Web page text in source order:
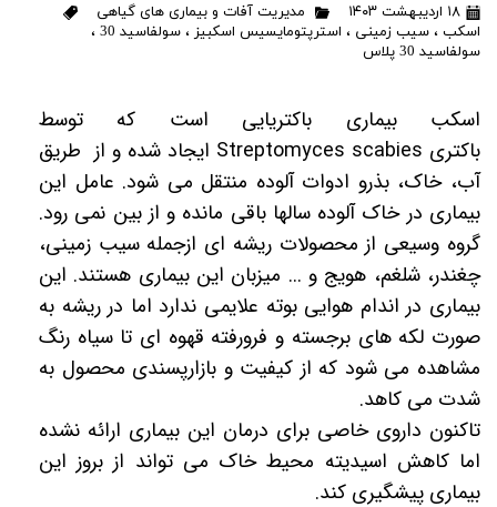
۱۸ اردیبهشت ۱۴۰۳
مدیریت آفات و بیماری های گیاهی
اسکب ، سیب زمینی ، استرپتومایسیس اسکبیز ، سولفاسید 30
،
سولفاسید 30 پلاس
اسکب بیماری باکتریایی است که توسط
باکتری Streptomyces scabies ایجاد شده و از طریق
آب، خاک، بذرو ادوات آلوده منتقل می شود. عامل این
بیماری در خاک آلوده سالها باقی مانده و از بین نمی رود.
گروه وسیعی از محصولات ریشه ای ازجمله سیب زمینی،
چغندر، شلغم، هویج و ... میزبان این بیماری هستند. این
بیماری در اندام هوایی بوته علایمی ندارد اما در ریشه به
صورت لکه های برجسته و فرورفته قهوه ای تا سیاه رنگ
مشاهده می شود که از کیفیت و بازارپسندی محصول به
شدت می کاهد.
تاکنون داروی خاصی برای درمان این بیماری ارائه نشده
اما کاهش اسیدیته محیط خاک می تواند از بروز این
بیماری پیشگیری کند.